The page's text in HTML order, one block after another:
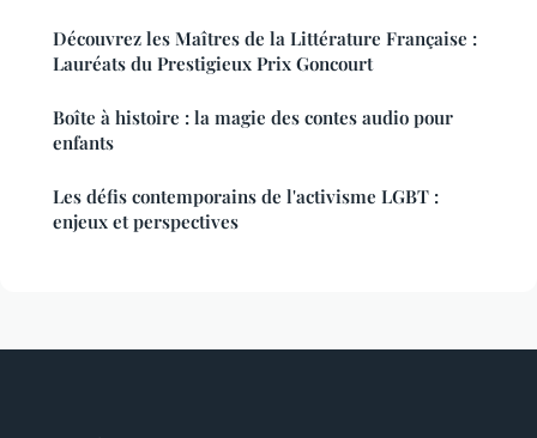
Découvrez les Maîtres de la Littérature Française :
Lauréats du Prestigieux Prix Goncourt
Boîte à histoire : la magie des contes audio pour
enfants
Les défis contemporains de l'activisme LGBT :
enjeux et perspectives